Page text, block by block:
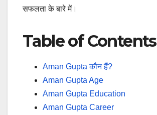
सफलता के बारे में।
Table of Contents
Aman Gupta कौन हैं?
Aman Gupta Age
Aman Gupta Education
Aman Gupta Career